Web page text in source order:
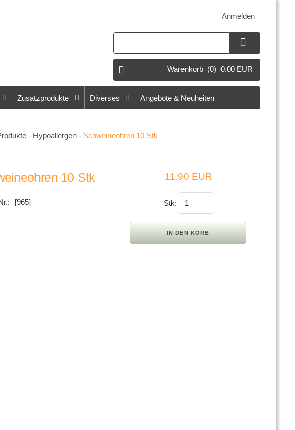
Anmelden
Warenkorb (0) 0.00 EUR
Zusatzprodukte Diverses Angebote & Neuheiten
- Hypoallergen- Schweineohren 10 Stk
10 Stk
[965]
11.90 EUR
Stk: